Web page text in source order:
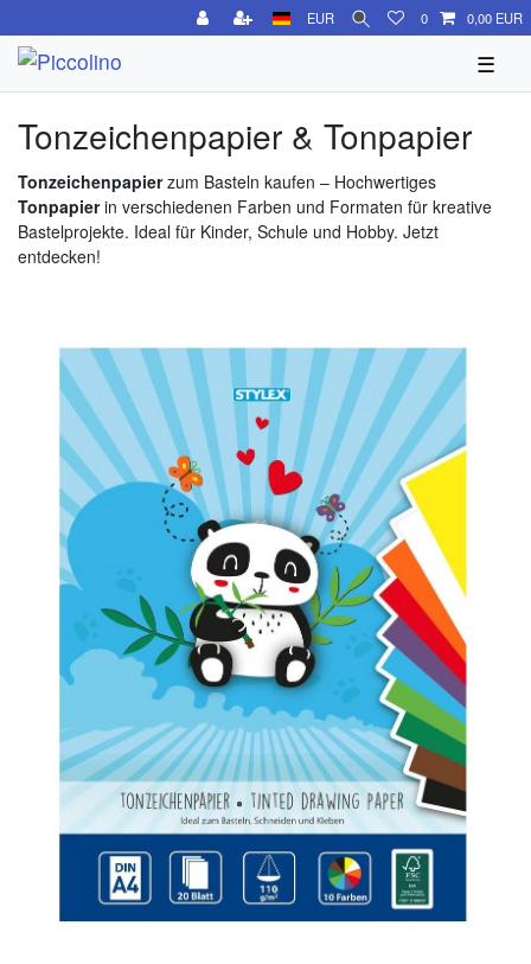
EUR 0 0,00 EUR
☰
Tonzeichenpapier & Tonpapier
Tonzeichenpapierzum Basteln kaufen – Hochwertiges
Tonpapierin verschiedenen Farben und Formaten für kreative
Bastelprojekte. Ideal für Kinder, Schule und Hobby. Jetzt
entdecken!